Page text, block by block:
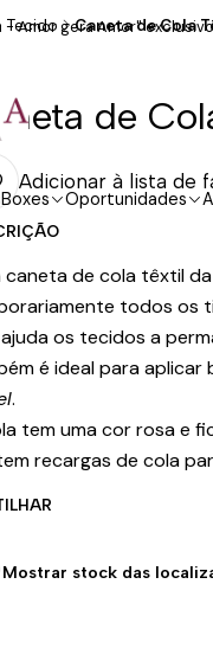
Boxes Oportunidades
Amor gera Amor"
Tecido Caneta de Cola
de
Adicionar à lista de
caneta de cola têxtil
todos os
os tecidos a
é ideal para
.
tem uma cor rosa e
recargas de cola
Mostrar stock das